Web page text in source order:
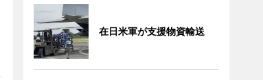
在日米軍が支援物資輸送